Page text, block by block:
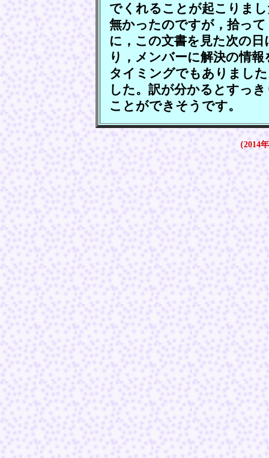
でくれることが起こりま
無かったのですが，拾っ
に，この文書を見た次の
り，メンバーに解決の情
タイミングでもありまし
した。訳が分かるとすっ
ことができそうです。
（2014